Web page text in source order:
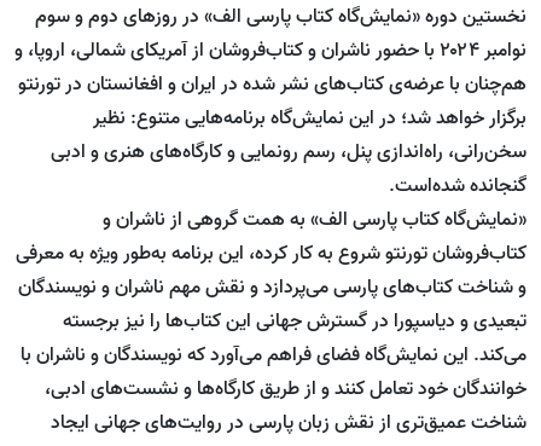
نخستین دوره «نمایش‌گاه کتاب پارسی الف» در روزهای دوم و سوم
نوامبر ۲۰۲۴ با حضور ناشران و کتاب‌فروشان از آمریکای شمالی، اروپا، و
هم‌چنان با عرضه‌ی کتاب‌های نشر شده در ایران و افغانستان در تورنتو
برگزار خواهد شد؛ در این نمایش‌گاه برنامه‌هایی متنوع: نظیر
سخن‌رانی، راه‌اندازی پنل‌، رسم رونمایی و کارگاه‌های هنری و ادبی
گنجانده شده‌است.
«نمایش‌گاه کتاب پارسی الف» به همت گروهی از ناشران و
کتاب‌فروشان تورنتو شروع به کار کرده، این برنامه به‌طور ویژه به معرفی
و شناخت کتاب‌های پارسی می‌پردازد و نقش مهم ناشران و نویسندگان
تبعیدی و دیاسپورا در گسترش جهانی این کتاب‌ها را نیز برجسته
می‌کند. این نمایش‌گاه فضای فراهم می‌آورد که نویسندگان و ناشران با
خوانندگان خود تعامل کنند و از طریق کارگاه‌ها و نشست‌های ادبی،
شناخت عمیق‌تری از نقش زبان پارسی در روایت‌های جهانی ایجاد